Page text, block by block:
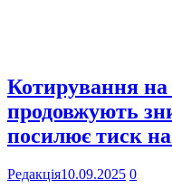
Котирування на
продовжують
посилює тиск
Редакція10.09.2025 0